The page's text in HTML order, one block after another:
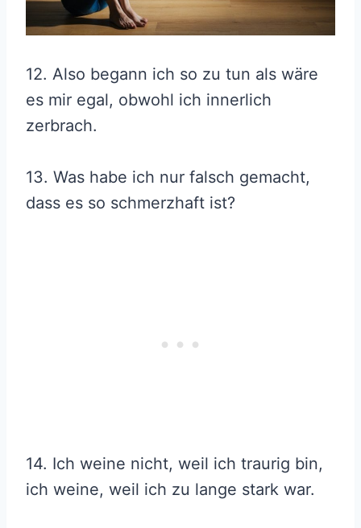
12. Also begann ich so zu tun als wäre
es mir egal, obwohl ich innerlich
zerbrach.
13. Was habe ich nur falsch gemacht,
dass es so schmerzhaft ist?
14. Ich weine nicht, weil ich traurig bin,
ich weine, weil ich zu lange stark war.